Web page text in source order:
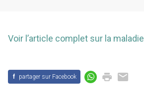
Voir l’article complet sur la maladie
f partager sur Facebook